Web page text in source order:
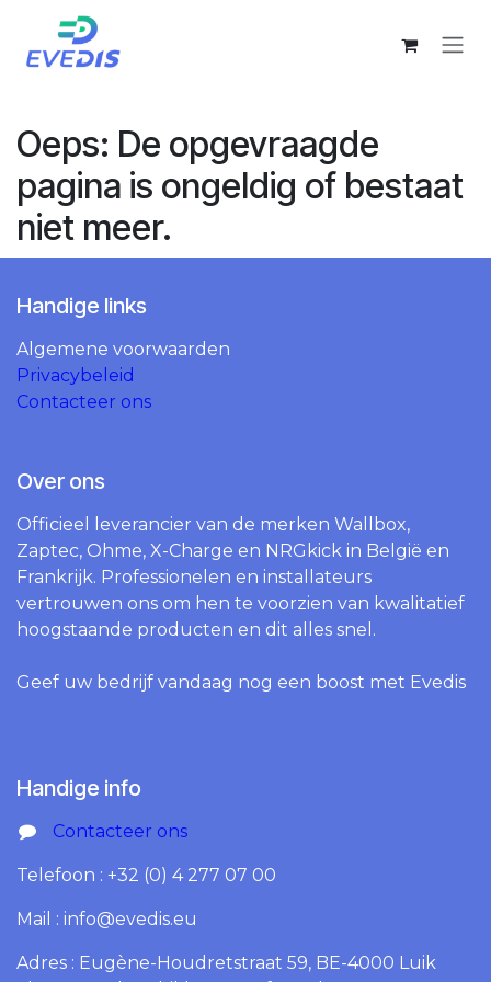
Overslaan naar inhoud
Oeps: De opgevraagde
pagina is ongeldig of bestaat
niet meer.
Handige links
Algemene voorwaarden
Privacybeleid
Contacteer ons
Over ons
Officieel leverancier van de merken Wallbox,
Zaptec, Ohme, X-Charge en NRGkick in België en
Frankrijk. Professionelen en installateurs
vertrouwen ons om hen te voorzien van kwalitatief
hoogstaande producten en dit alles snel.
Geef uw bedrijf vandaag nog een boost met Evedis
Handige info
Contacteer ons
Telefoon : +32 (0) 4 277 07 00
Mail : info@evedis.eu
Adres : Eugène-Houdretstraat 59, BE-4000 Luik